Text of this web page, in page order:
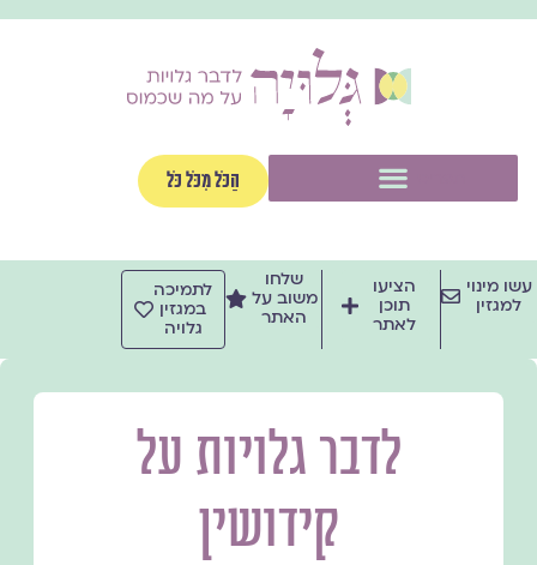
לתוכן
הַכֹּל מִכֹּל כֹּל
עשו מינוי
למגזין
הציעו
תוכן
לאתר
שלחו
משוב על
האתר
לתמיכה
במגזין
גלויה
לדבר גלויות על
קידושין